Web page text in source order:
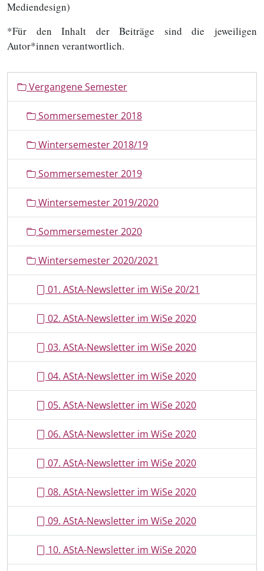
Mediendesign)
*Für den Inhalt der Beiträge sind die jeweiligen
Autor*innen verantwortlich.
t
o
Vergangene Semester
Sommersemester 2018
Wintersemester 2018/19
Sommersemester 2019
Wintersemester 2019/2020
Sommersemester 2020
Wintersemester 2020/2021
01. AStA-Newsletter im WiSe 20/21
02. AStA-Newsletter im WiSe 2020
03. AStA-Newsletter im WiSe 2020
04. AStA-Newsletter im WiSe 2020
05. AStA-Newsletter im WiSe 2020
06. AStA-Newsletter im WiSe 2020
07. AStA-Newsletter im WiSe 2020
08. AStA-Newsletter im WiSe 2020
09. AStA-Newsletter im WiSe 2020
10. AStA-Newsletter im WiSe 2020